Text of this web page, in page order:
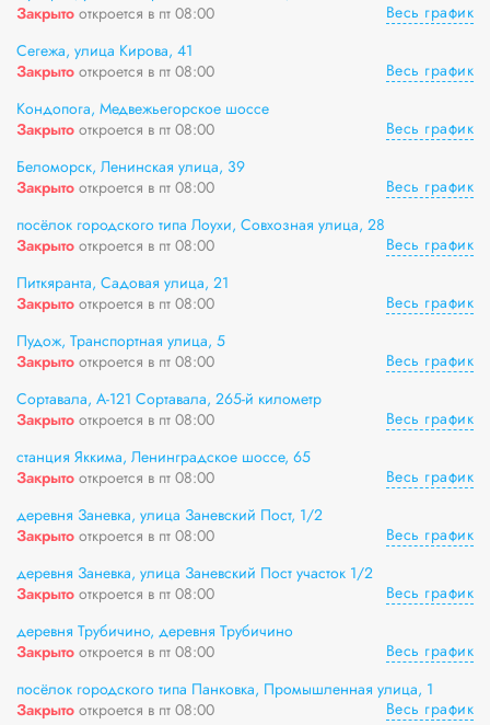
Закрыто откроется в пт 08:00
Весь график
Сегежа, улица Кирова, 41
Закрыто откроется в пт 08:00
Весь график
Кондопога, Медвежьегорское шоссе
Закрыто откроется в пт 08:00
Весь график
Беломорск, Ленинская улица, 39
Закрыто откроется в пт 08:00
Весь график
посёлок городского типа Лоухи, Совхозная улица, 28
Закрыто откроется в пт 08:00
Весь график
Питкяранта, Садовая улица, 21
Закрыто откроется в пт 08:00
Весь график
Пудож, Транспортная улица, 5
Закрыто откроется в пт 08:00
Весь график
Сортавала, А-121 Сортавала, 265-й километр
Закрыто откроется в пт 08:00
Весь график
станция Яккима, Ленинградское шоссе, 65
Закрыто откроется в пт 08:00
Весь график
деревня Заневка, улица Заневский Пост, 1/2
Закрыто откроется в пт 08:00
Весь график
деревня Заневка, улица Заневский Пост участок 1/2
Закрыто откроется в пт 08:00
Весь график
деревня Трубичино, деревня Трубичино
Закрыто откроется в пт 08:00
Весь график
посёлок городского типа Панковка, Промышленная улица, 1
Закрыто откроется в пт 08:00
Весь график